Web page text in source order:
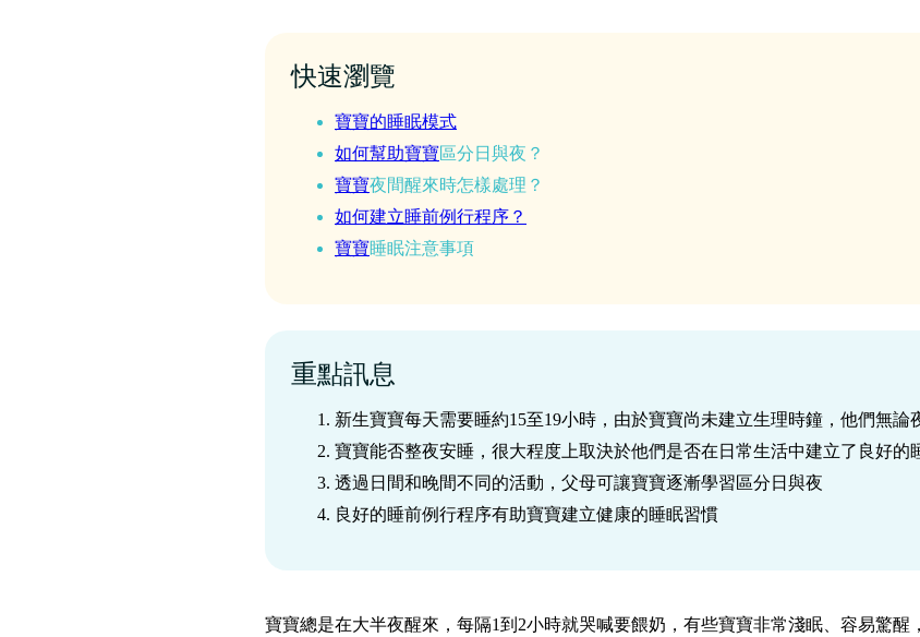
快速瀏覽
寶寶的睡眠模式
如何幫助寶寶區分日與夜？
寶寶夜間醒來時怎樣處理？
如何建立睡前例行程序？
寶寶睡眠注意事項
重點訊息
新生寶寶每天需要睡約15至19小時，由於寶寶尚未建立生理時鐘，他們無論
寶寶能否整夜安睡，很大程度上取決於他們是否在日常生活中建立了良好的
透過日間和晚間不同的活動，父母可讓寶寶逐漸學習區分日與夜
良好的睡前例行程序有助寶寶建立健康的睡眠習慣
寶寶總是在大半夜醒來，每隔1到2小時就哭喊要餵奶，有些寶寶非常淺眠、容易驚醒